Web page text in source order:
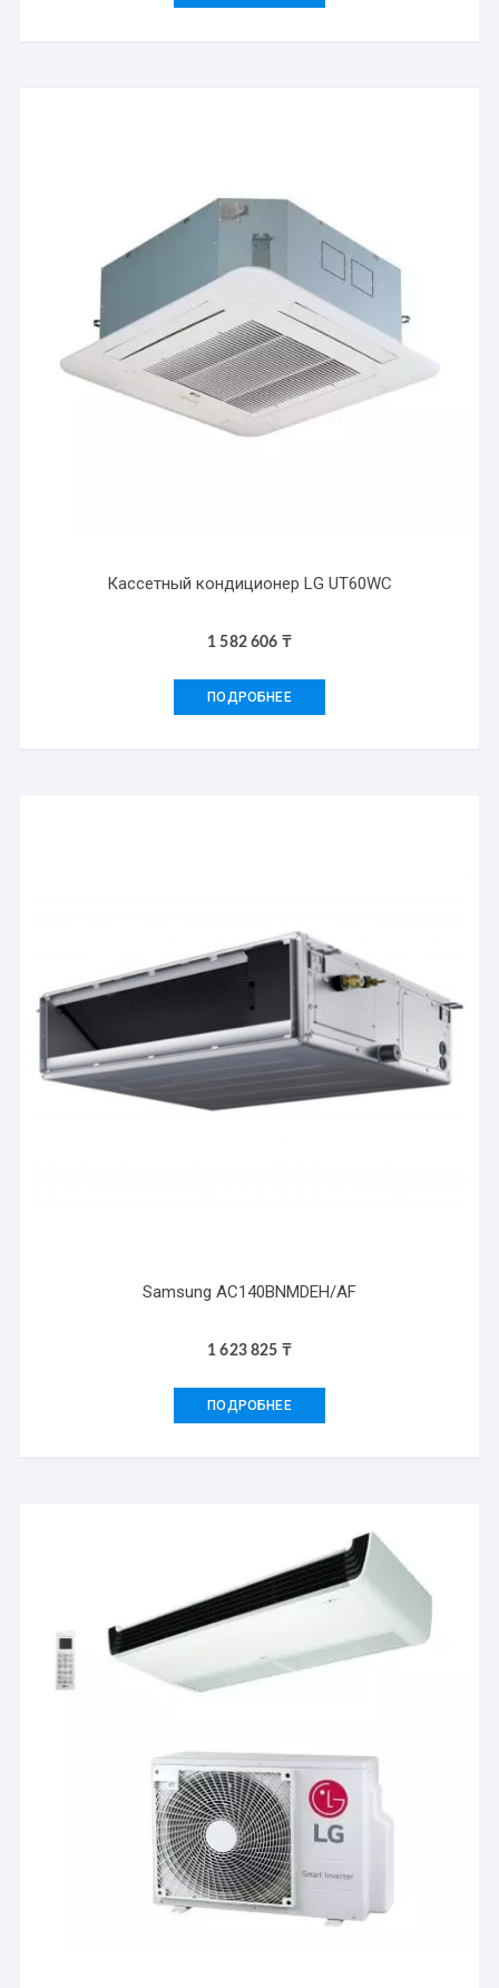
Кассетный кондиционер LG UT60WC
1 582 606 ₸
ПОДРОБНЕЕ
Samsung AC140BNMDEH/AF
1 623 825 ₸
ПОДРОБНЕЕ